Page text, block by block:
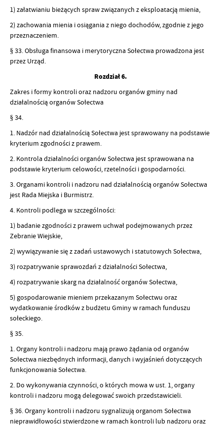
1) załatwianiu bieżących spraw związanych z eksploatacją mienia,
2) zachowania mienia i osiągania z niego dochodów, zgodnie z jego
przeznaczeniem.
§ 33. Obsługa finansowa i merytoryczna Sołectwa prowadzona jest
przez Urząd.
Rozdział 6.
Zakres i formy kontroli oraz nadzoru organów gminy nad
działalnością organów Sołectwa
§ 34.
1. Nadzór nad działalnością Sołectwa jest sprawowany na podstawie
kryterium zgodności z prawem.
2. Kontrola działalności organów Sołectwa jest sprawowana na
podstawie kryterium celowości, rzetelności i gospodarności.
3. Organami kontroli i nadzoru nad działalnością organów Sołectwa
jest Rada Miejska i Burmistrz.
4. Kontroli podlega w szczególności:
1) badanie zgodności z prawem uchwał podejmowanych przez
Zebranie Wiejskie,
2) wywiązywanie się z zadań ustawowych i statutowych Sołectwa,
3) rozpatrywanie sprawozdań z działalności Sołectwa,
4) rozpatrywanie skarg na działalność organów Sołectwa,
5) gospodarowanie mieniem przekazanym Sołectwu oraz
wydatkowanie środków z budżetu Gminy w ramach funduszu
sołeckiego.
§ 35.
1. Organy kontroli i nadzoru mają prawo żądania od organów
Sołectwa niezbędnych informacji, danych i wyjaśnień dotyczących
funkcjonowania Sołectwa.
2. Do wykonywania czynności, o których mowa w ust. 1, organy
kontroli i nadzoru mogą delegować swoich przedstawicieli.
§ 36. Organy kontroli i nadzoru sygnalizują organom Sołectwa
nieprawidłowości stwierdzone w ramach kontroli lub nadzoru oraz